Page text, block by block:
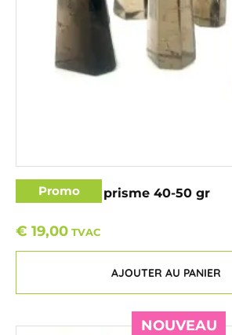
Promo
Quartz fumé prisme 40-50 gr
€ 19,00 TVAC
AJOUTER AU PANIER
NOUVEAU
NOUVEAU